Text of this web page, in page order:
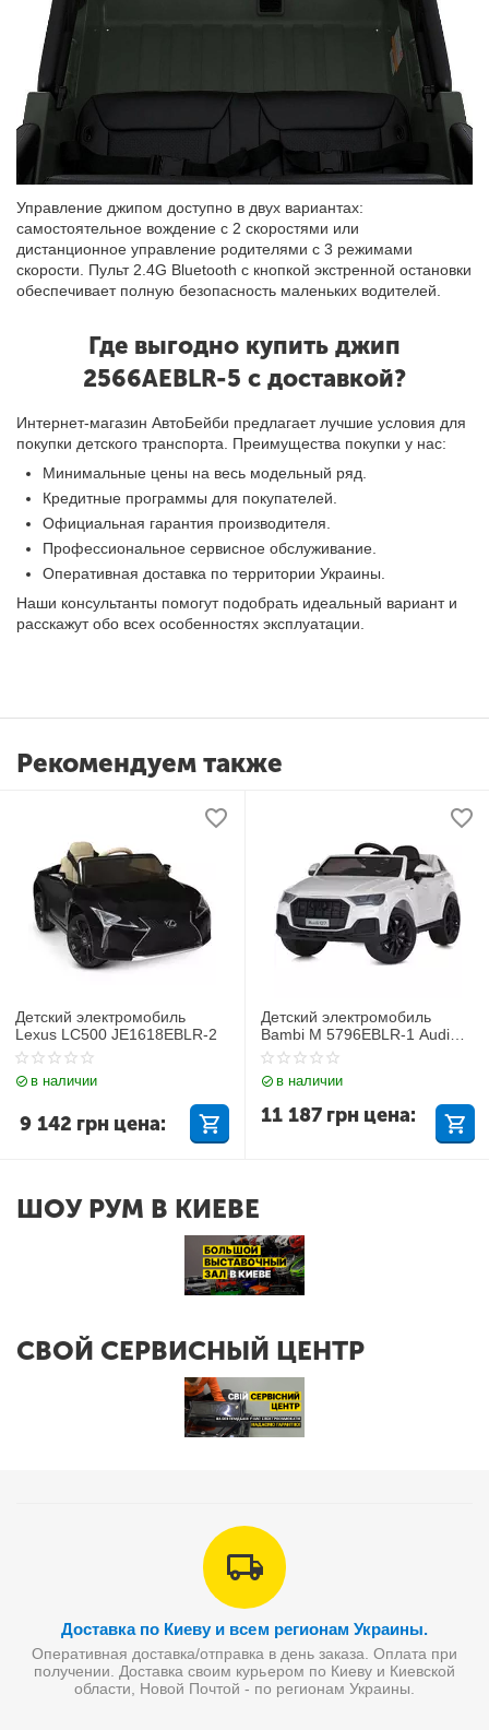
Управление джипом доступно в двух вариантах:
самостоятельное вождение с 2 скоростями или
дистанционное управление родителями с 3 режимами
скорости. Пульт 2.4G Bluetooth с кнопкой экстренной остановки
обеспечивает полную безопасность маленьких водителей.
Где выгодно купить джип
2566AEBLR-5 с доставкой?
Интернет-магазин АвтоБейби предлагает лучшие условия для
покупки детского транспорта. Преимущества покупки у нас:
Минимальные цены на весь модельный ряд.
Кредитные программы для покупателей.
Официальная гарантия производителя.
Профессиональное сервисное обслуживание.
Оперативная доставка по территории Украины.
Наши консультанты помогут подобрать идеальный вариант и
расскажут обо всех особенностях эксплуатации.
Рекомендуем также
Детский электромобиль
Lexus LC500 JE1618EBLR-2
в наличии
9 142 грн цена:
Детский электромобиль
Bambi M 5796EBLR-1 Audi
Q7
в наличии
11 187 грн цена:
ШОУ РУМ В КИЕВЕ
СВОЙ СЕРВИСНЫЙ ЦЕНТР
Доставка по Киеву и всем регионам Украины.
Оперативная доставка/отправка в день заказа. Оплата при
получении. Доставка своим курьером по Киеву и Киевской
области, Новой Почтой - по регионам Украины.